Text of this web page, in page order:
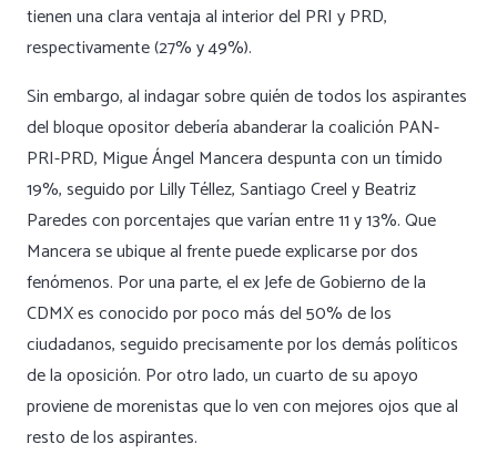
tienen una clara ventaja al interior del PRI y PRD,
respectivamente (27% y 49%).
Sin embargo, al indagar sobre quién de todos los aspirantes
del bloque opositor debería abanderar la coalición PAN-
PRI-PRD, Migue Ángel Mancera despunta con un tímido
19%, seguido por Lilly Téllez, Santiago Creel y Beatriz
Paredes con porcentajes que varían entre 11 y 13%. Que
Mancera se ubique al frente puede explicarse por dos
fenómenos. Por una parte, el ex Jefe de Gobierno de la
CDMX es conocido por poco más del 50% de los
ciudadanos, seguido precisamente por los demás políticos
de la oposición. Por otro lado, un cuarto de su apoyo
proviene de morenistas que lo ven con mejores ojos que al
resto de los aspirantes.